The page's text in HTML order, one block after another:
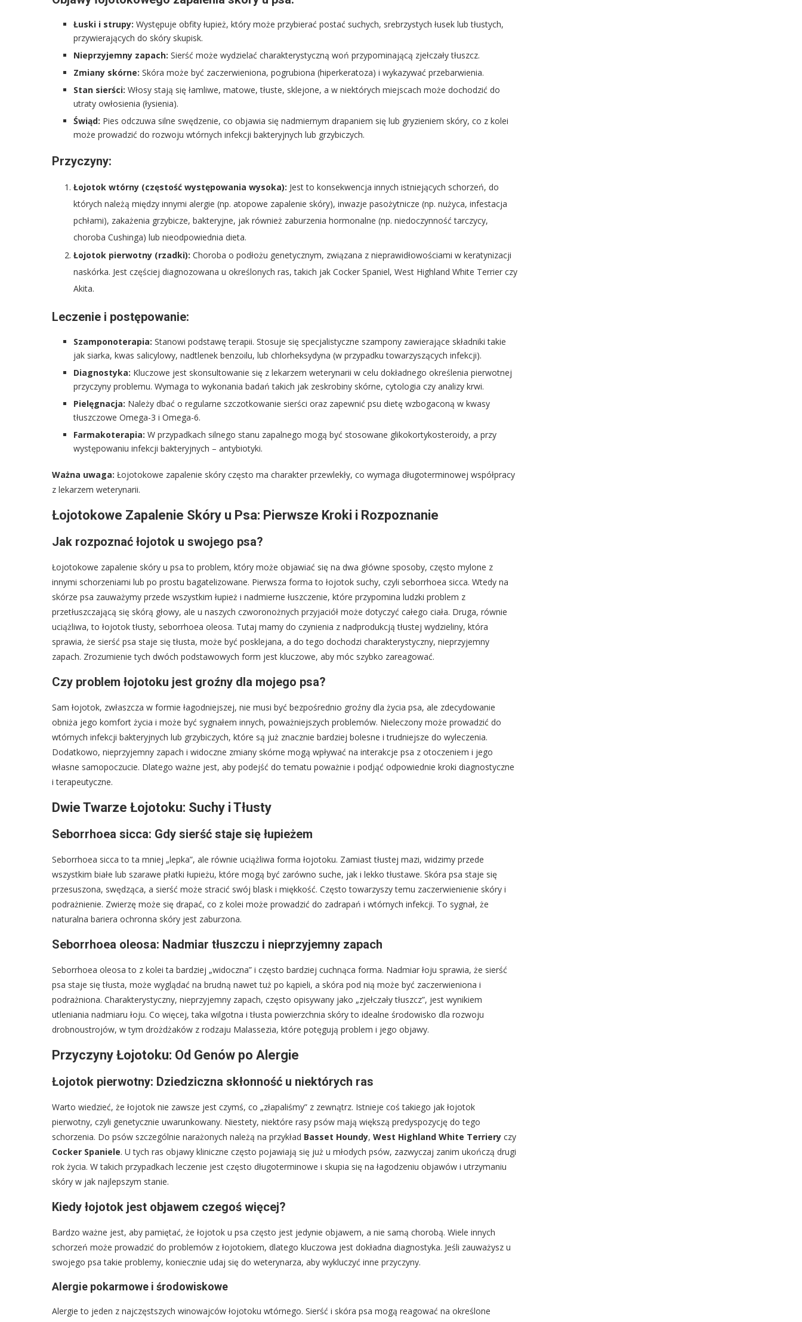
Łuski i strupy: Występuje obfity łupież, który może przybierać postać suchych, srebrzystych łusek lub tłustych,
przywierających do skóry skupisk.
Nieprzyjemny zapach: Sierść może wydzielać charakterystyczną woń przypominającą zjełczały tłuszcz.
Zmiany skórne: Skóra może być zaczerwieniona, pogrubiona (hiperkeratoza) i wykazywać przebarwienia.
Stan sierści: Włosy stają się łamliwe, matowe, tłuste, sklejone, a w niektórych miejscach może dochodzić do
utraty owłosienia (łysienia).
Świąd: Pies odczuwa silne swędzenie, co objawia się nadmiernym drapaniem się lub gryzieniem skóry, co z kolei
może prowadzić do rozwoju wtórnych infekcji bakteryjnych lub grzybiczych.
Przyczyny:
Łojotok wtórny (częstość występowania wysoka): Jest to konsekwencja innych istniejących schorzeń, do
których należą między innymi alergie (np. atopowe zapalenie skóry), inwazje pasożytnicze (np. nużyca, infestacja
pchłami), zakażenia grzybicze, bakteryjne, jak również zaburzenia hormonalne (np. niedoczynność tarczycy,
choroba Cushinga) lub nieodpowiednia dieta.
Łojotok pierwotny (rzadki): Choroba o podłożu genetycznym, związana z nieprawidłowościami w keratynizacji
naskórka. Jest częściej diagnozowana u określonych ras, takich jak Cocker Spaniel, West Highland White Terrier czy
Akita.
Leczenie i postępowanie:
Szamponoterapia: Stanowi podstawę terapii. Stosuje się specjalistyczne szampony zawierające składniki takie
jak siarka, kwas salicylowy, nadtlenek benzoilu, lub chlorheksydyna (w przypadku towarzyszących infekcji).
Diagnostyka: Kluczowe jest skonsultowanie się z lekarzem weterynarii w celu dokładnego określenia pierwotnej
przyczyny problemu. Wymaga to wykonania badań takich jak zeskrobiny skórne, cytologia czy analizy krwi.
Pielęgnacja: Należy dbać o regularne szczotkowanie sierści oraz zapewnić psu dietę wzbogaconą w kwasy
tłuszczowe Omega-3 i Omega-6.
Farmakoterapia: W przypadkach silnego stanu zapalnego mogą być stosowane glikokortykosteroidy, a przy
występowaniu infekcji bakteryjnych – antybiotyki.
Ważna uwaga: Łojotokowe zapalenie skóry często ma charakter przewlekły, co wymaga długoterminowej współpracy
z lekarzem weterynarii.
Łojotokowe Zapalenie Skóry u Psa: Pierwsze Kroki i Rozpoznanie
Jak rozpoznać łojotok u swojego psa?
Łojotokowe zapalenie skóry u psa to problem, który może objawiać się na dwa główne sposoby, często mylone z
innymi schorzeniami lub po prostu bagatelizowane. Pierwsza forma to łojotok suchy, czyli seborrhoea sicca. Wtedy na
skórze psa zauważymy przede wszystkim łupież i nadmierne łuszczenie, które przypomina ludzki problem z
przetłuszczającą się skórą głowy, ale u naszych czworonożnych przyjaciół może dotyczyć całego ciała. Druga, równie
uciążliwa, to łojotok tłusty, seborrhoea oleosa. Tutaj mamy do czynienia z nadprodukcją tłustej wydzieliny, która
sprawia, że sierść psa staje się tłusta, może być posklejana, a do tego dochodzi charakterystyczny, nieprzyjemny
zapach. Zrozumienie tych dwóch podstawowych form jest kluczowe, aby móc szybko zareagować.
Czy problem łojotoku jest groźny dla mojego psa?
Sam łojotok, zwłaszcza w formie łagodniejszej, nie musi być bezpośrednio groźny dla życia psa, ale zdecydowanie
obniża jego komfort życia i może być sygnałem innych, poważniejszych problemów. Nieleczony może prowadzić do
wtórnych infekcji bakteryjnych lub grzybiczych, które są już znacznie bardziej bolesne i trudniejsze do wyleczenia.
Dodatkowo, nieprzyjemny zapach i widoczne zmiany skórne mogą wpływać na interakcje psa z otoczeniem i jego
własne samopoczucie. Dlatego ważne jest, aby podejść do tematu poważnie i podjąć odpowiednie kroki diagnostyczne
i terapeutyczne.
Dwie Twarze Łojotoku: Suchy i Tłusty
Seborrhoea sicca: Gdy sierść staje się łupieżem
Seborrhoea sicca to ta mniej „lepka”, ale równie uciążliwa forma łojotoku. Zamiast tłustej mazi, widzimy przede
wszystkim białe lub szarawe płatki łupieżu, które mogą być zarówno suche, jak i lekko tłustawe. Skóra psa staje się
przesuszona, swędząca, a sierść może stracić swój blask i miękkość. Często towarzyszy temu zaczerwienienie skóry i
podrażnienie. Zwierzę może się drapać, co z kolei może prowadzić do zadrapań i wtórnych infekcji. To sygnał, że
naturalna bariera ochronna skóry jest zaburzona.
Seborrhoea oleosa: Nadmiar tłuszczu i nieprzyjemny zapach
Seborrhoea oleosa to z kolei ta bardziej „widoczna” i często bardziej cuchnąca forma. Nadmiar łoju sprawia, że sierść
psa staje się tłusta, może wyglądać na brudną nawet tuż po kąpieli, a skóra pod nią może być zaczerwieniona i
podrażniona. Charakterystyczny, nieprzyjemny zapach, często opisywany jako „zjełczały tłuszcz”, jest wynikiem
utleniania nadmiaru łoju. Co więcej, taka wilgotna i tłusta powierzchnia skóry to idealne środowisko dla rozwoju
drobnoustrojów, w tym drożdżaków z rodzaju Malassezia, które potęgują problem i jego objawy.
Przyczyny Łojotoku: Od Genów po Alergie
Łojotok pierwotny: Dziedziczna skłonność u niektórych ras
Warto wiedzieć, że łojotok nie zawsze jest czymś, co „złapaliśmy” z zewnątrz. Istnieje coś takiego jak łojotok
pierwotny, czyli genetycznie uwarunkowany. Niestety, niektóre rasy psów mają większą predyspozycję do tego
schorzenia. Do psów szczególnie narażonych należą na przykład Basset Houndy, West Highland White Terriery czy
Cocker Spaniele. U tych ras objawy kliniczne często pojawiają się już u młodych psów, zazwyczaj zanim ukończą drugi
rok życia. W takich przypadkach leczenie jest często długoterminowe i skupia się na łagodzeniu objawów i utrzymaniu
skóry w jak najlepszym stanie.
Kiedy łojotok jest objawem czegoś więcej?
Bardzo ważne jest, aby pamiętać, że łojotok u psa często jest jedynie objawem, a nie samą chorobą. Wiele innych
schorzeń może prowadzić do problemów z łojotokiem, dlatego kluczowa jest dokładna diagnostyka. Jeśli zauważysz u
swojego psa takie problemy, koniecznie udaj się do weterynarza, aby wykluczyć inne przyczyny.
Alergie pokarmowe i środowiskowe
Alergie to jeden z najczęstszych winowajców łojotoku wtórnego. Sierść i skóra psa mogą reagować na określone